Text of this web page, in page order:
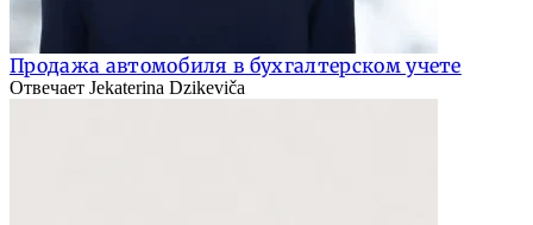
Продажа автомобиля в бухгалтерском учете
Отвечает Jekaterina Dzikeviča